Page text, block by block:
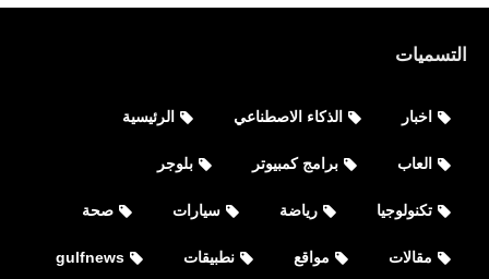
التسميات
اخبار الذكاء الاصطناعي الرئيسية
العاب برامج كمبيوتر بلوجر
تكنولوجيا رياضة سيارات صحة
مقالات مواقع نطبيقات gulfnews